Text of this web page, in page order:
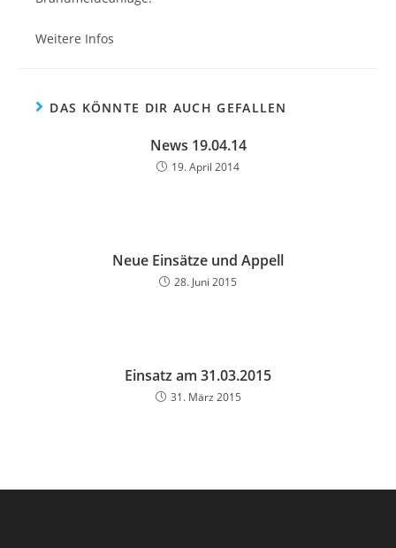
Weitere Infos
DAS KÖNNTE DIR AUCH GEFALLEN
News 19.04.14
19. April 2014
Neue Einsätze und Appell
28. Juni 2015
Einsatz am 31.03.2015
31. März 2015